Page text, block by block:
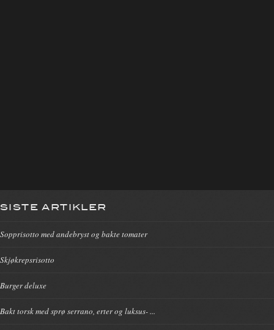
SISTE ARTIKLER
Sopprisotto med andebryst og bakte tomater
Skjøkrepsrisotto
Burger deluxe
Bakt torsk med sprø serrano, erter og luksus- ...